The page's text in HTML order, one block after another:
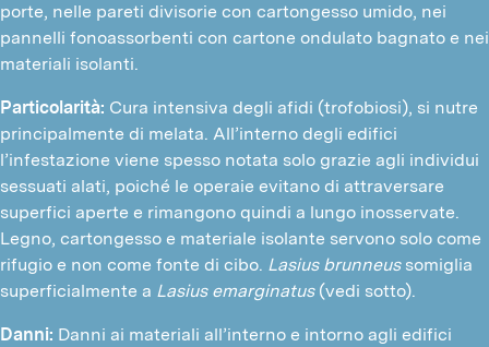
porte, nelle pareti divisorie con cartongesso umido, nei
pannelli fonoassorbenti con cartone ondulato bagnato e nei
materiali isolanti.
Particolarità: Cura intensiva degli afidi (trofobiosi), si nutre
principalmente di melata. All’interno degli edifici
l’infestazione viene spesso notata solo grazie agli individui
sessuati alati, poiché le operaie evitano di attraversare
superfici aperte e rimangono quindi a lungo inosservate.
Legno, cartongesso e materiale isolante servono solo come
rifugio e non come fonte di cibo. Lasius brunneussomiglia
superficialmente a Lasius emarginatus(vedi sotto).
Danni: Danni ai materiali all’interno e intorno agli edifici